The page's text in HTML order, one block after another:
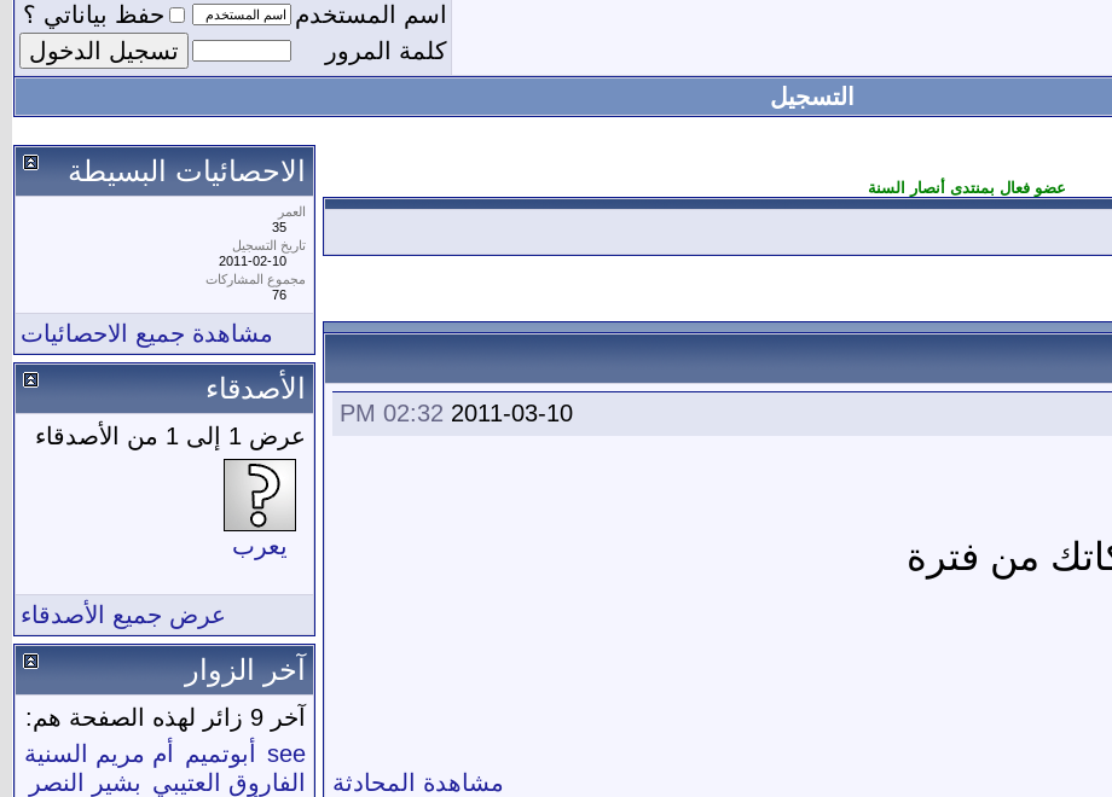
اسم المستخدم
حفظ بياناتي ؟
كلمة المرور
التسجيل
عضو فعال بمنتدى أنصار السنة
2011-03-10
02:32 PM
من فترة
مشاهدة المحادثة
الاحصائيات البسيطة
العمر
35
تاريخ التسجيل
2011-02-10
مجموع المشاركات
76
مشاهدة جميع الاحصائيات
الأصدقاء
عرض 1 إلى 1 من الأصدقاء
يعرب
عرض جميع الأصدقاء
آخر الزوار
آخر 9 زائر لهذه الصفحة هم:
see
أبوتميم
أم مريم السنية
الفاروق العتيبي بشير النصر